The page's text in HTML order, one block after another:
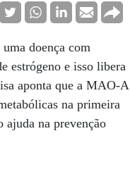
doença com
estrógeno e isso libera
aponta que a MAO-A
na primeira
ajuda na prevenção